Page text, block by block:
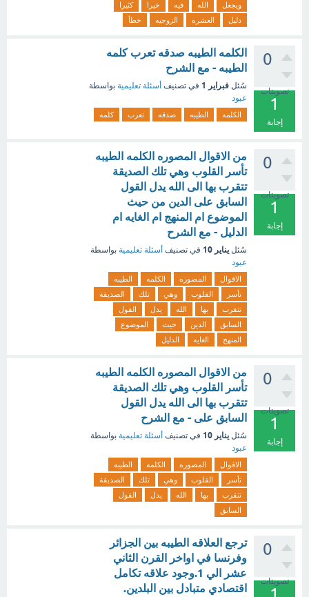
ويجعل
الله فيه خيرا
كثيرا
دليل
العشره الزوجيه خطأ
0
تصويتات
1
إجابة
الكلمه الطيبه صدقه تعرب كلمه
الطيبه - مع الشرح
سُئل فبراير 1 في تصنيف أسئلة تعليمية بواسطة
عبود
الكلمه الطيبه صدقه تعرب كلمه
0
تصويتات
1
إجابة
من الاقوال المصوره الكلمه الطيبه
تأسر القلوب وهي تلك الصديقة
تتقرب بها الى الله يدل القول
السابق على الدين من حيث
الموضوع ام المنهج ام الغايه ام
الدليل - مع الشرح
سُئل يناير 10 في تصنيف أسئلة تعليمية بواسطة
عبود
الاقوال المصوره الكلمه
الطيبه
تأسر
القلوب وهي تلك
الصديقة
تتقرب
بها الله يدل
القول
السابق
الدين حيث
الموضوع
المنهج
الغايه الدليل
0
تصويتات
1
إجابة
من الاقوال المصوره الكلمه الطيبه
تأسر القلوب وهي تلك الصديقة
تتقرب بها الى الله يدل القول
السابق على - مع الشرح
سُئل يناير 10 في تصنيف أسئلة تعليمية بواسطة
عبود
الاقوال المصوره الكلمه
الطيبه
تأسر
القلوب وهي تلك
الصديقة
تتقرب
بها الله يدل
القول
السابق
0
تصويتات
ترجع العلاقه الطيبه بين الجزائر
وفرنسا في اواخر القرن الثاني
عشر الي 1.وجود علاقه تكامل
اقتصادي متبادل بين البلدين.